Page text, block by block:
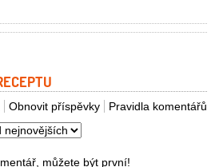
Pravidla komentářů
Obnovit příspěvky
můžete být první!